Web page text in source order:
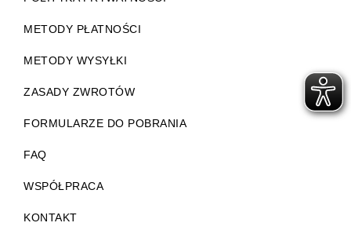
METODY PŁATNOŚCI
METODY WYSYŁKI
ZASADY ZWROTÓW
FORMULARZE DO POBRANIA
FAQ
WSPÓŁPRACA
KONTAKT